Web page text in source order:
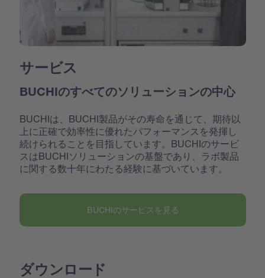
サービス
BUCHIのすべてのソリューションの中心
BUCHIは、BUCHI製品がその寿命を通じて、期待以
上に正確で効率性に優れたパフォーマンスを発揮し
続けられることを目指しています。BUCHIのサービ
スはBUCHIソリューションの基盤であり、ラボ製品
に関する数十年にわたる経験に基づいています。
BUCHIのサービスを見る
ダウンロード